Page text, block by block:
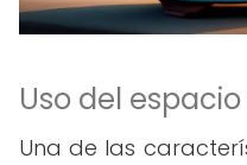
Uso del
Una de las